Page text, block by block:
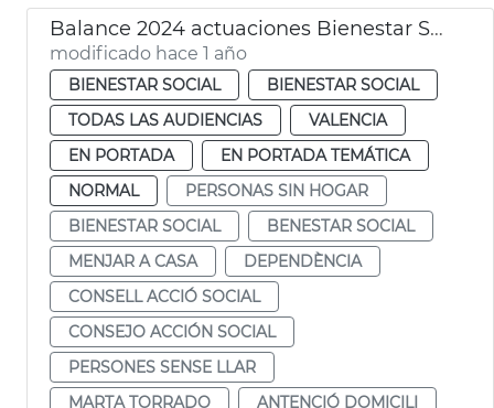
Balance 2024 actuaciones Bienestar Social
modificado hace 1 año
BIENESTAR SOCIAL
BIENESTAR SOCIAL
TODAS LAS AUDIENCIAS
VALENCIA
EN PORTADA
EN PORTADA TEMÁTICA
NORMAL
PERSONAS SIN HOGAR
BIENESTAR SOCIAL
BENESTAR SOCIAL
MENJAR A CASA
DEPENDÈNCIA
CONSELL ACCIÓ SOCIAL
CONSEJO ACCIÓN SOCIAL
PERSONES SENSE LLAR
MARTA TORRADO
ANTENCIÓ DOMICILI